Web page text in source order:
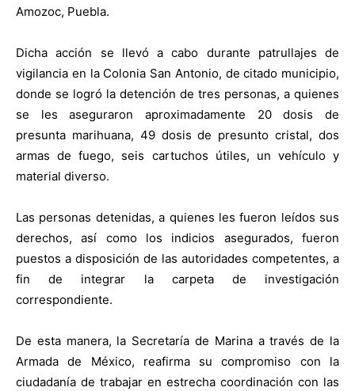
Amozoc, Puebla.
Dicha acción se llevó a cabo durante patrullajes de
vigilancia en la Colonia San Antonio, de citado municipio,
donde se logró la detención de tres personas, a quienes
se les aseguraron aproximadamente 20 dosis de
presunta marihuana, 49 dosis de presunto cristal, dos
armas de fuego, seis cartuchos útiles, un vehículo y
material diverso.
Las personas detenidas, a quienes les fueron leídos sus
derechos, así como los indicios asegurados, fueron
puestos a disposición de las autoridades competentes, a
fin de integrar la carpeta de investigación
correspondiente.
De esta manera, la Secretaría de Marina a través de la
Armada de México, reafirma su compromiso con la
ciudadanía de trabajar en estrecha coordinación con las